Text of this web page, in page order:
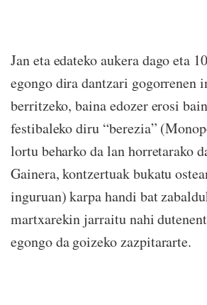
Jan eta edateko aukera dago eta
egongo dira dantzari gogorrenen
berritzeko, baina edozer erosi
festibaleko diru “berezia”
lortu beharko da lan horretarako
Gainera, kontzertuak bukatu
inguruan) karpa handi bat
martxarekin jarraitu nahi
egongo da goizeko zazpitararte.